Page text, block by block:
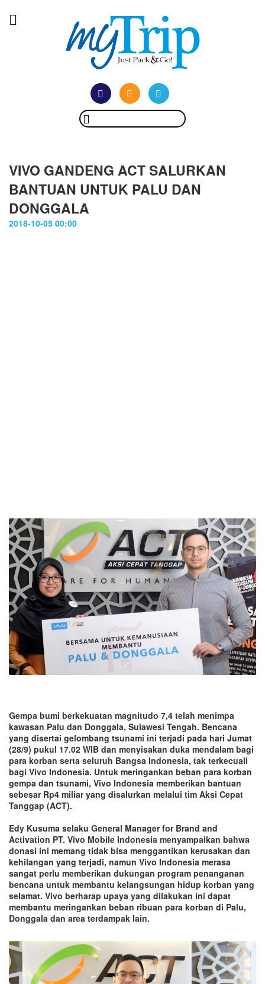
VIVO GANDENG ACT SALURKAN
BANTUAN UNTUK PALU DAN
DONGGALA
2018-10-05 00:00
Gempa bumi berkekuatan magnitudo 7,4 telah menimpa
kawasan Palu dan Donggala, Sulawesi Tengah. Bencana
yang disertai gelombang tsunami ini terjadi pada hari Jumat
(28/9) pukul 17.02 WIB dan menyisakan duka mendalam bagi
para korban serta seluruh Bangsa Indonesia, tak terkecuali
bagi Vivo Indonesia. Untuk meringankan beban para korban
gempa dan tsunami, Vivo Indonesia memberikan bantuan
sebesar Rp4 miliar yang disalurkan melalui tim Aksi Cepat
Tanggap (ACT).
Edy Kusuma selaku General Manager for Brand and
Activation PT. Vivo Mobile Indonesia menyampaikan bahwa
donasi ini memang tidak bisa menggantikan kerusakan dan
kehilangan yang terjadi, namun Vivo Indonesia merasa
sangat perlu memberikan dukungan program penanganan
bencana untuk membantu kelangsungan hidup korban yang
selamat. Vivo berharap upaya yang dilakukan ini dapat
membantu meringankan beban ribuan para korban di Palu,
Donggala dan area terdampak lain.